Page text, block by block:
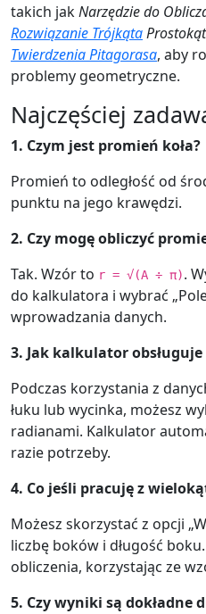
takich jakNarzędzie do
Rozwiązanie Trójkąta
Twierdzenia Pitagorasa, aby
problemy geometryczne.
Najczęściej
1. Czym jest promień koła?
Promień to odległość od
punktu na jego krawędzi.
2. Czy mogę obliczyć
Tak. Wzór to r = √(A ÷ π).
do kalkulatora i wybrać
wprowadzania danych.
3. Jak kalkulator
Podczas korzystania z
łuku lub wycinka, możesz
radianami. Kalkulator
razie potrzeby.
4. Co jeśli pracuję z
Możesz skorzystać z opcji
liczbę boków i długość
obliczenia, korzystając ze
5. Czy wyniki są dokładne